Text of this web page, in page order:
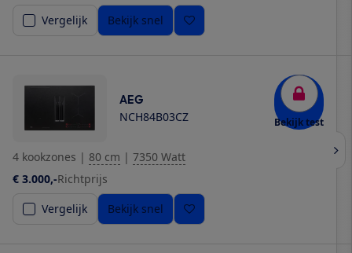
Vergelijk
Bekijk snel
AEG
NCH84B03CZ Bekijk test
4 kookzones | 80 cm | 7350 Watt
€ 3.000,-Richtprijs
Vergelijk
Bekijk snel